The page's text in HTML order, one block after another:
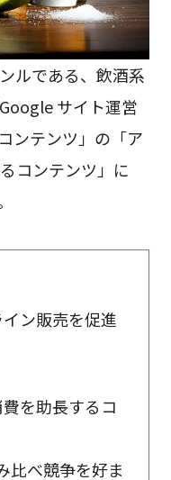
ルである、飲酒系
サイト運営
ンテンツ」の「ア
コンテンツ」に
ン販売を促進
を助長するコ
比べ競争を好ま